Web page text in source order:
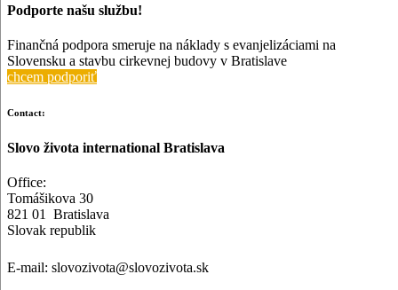
Podporte našu službu!
Finančná podpora smeruje na náklady s evanjelizáciami na
Slovensku a stavbu cirkevnej budovy v Bratislave
chcem podporiť
Contact:
Slovo života international Bratislava
Office:
Tomášikova 30
821 01 Bratislava
Slovak republik
E-mail: slovozivota@slovozivota.sk